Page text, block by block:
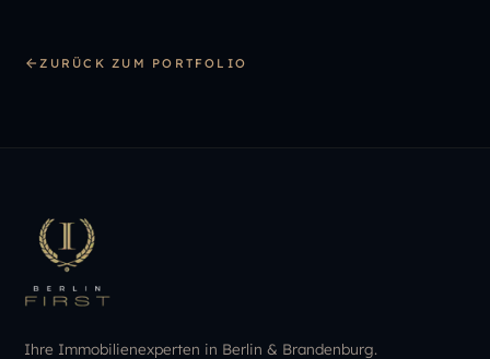
ZURÜCK ZUM PORTFOLIO
Ihre Immobilienexperten in Berlin & Brandenburg.